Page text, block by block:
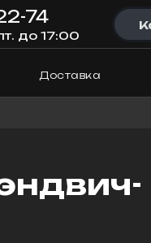
74
до 17:00
Доставка